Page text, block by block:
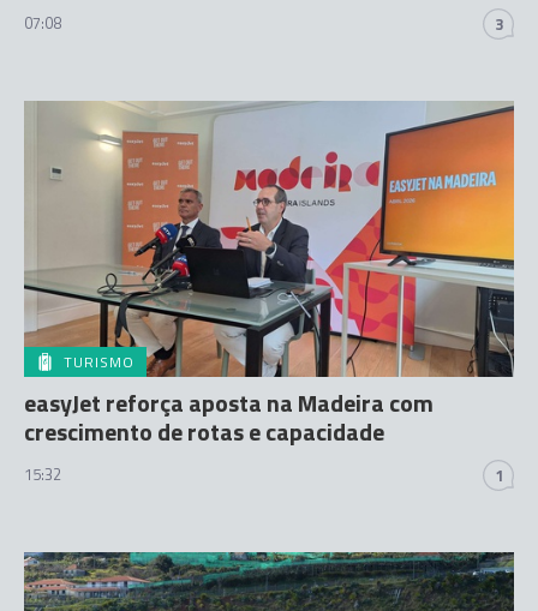
07:08 3
TURISMO
easyJet reforça aposta na Madeira com
crescimento de rotas e capacidade
15:32 1